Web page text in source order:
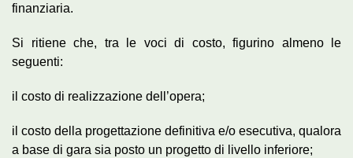
finanziaria.
Si ritiene che, tra le voci di costo, figurino almeno le
seguenti:
il costo di realizzazione dell’opera;
il costo della progettazione definitiva e/o esecutiva, qualora
a base di gara sia posto un progetto di livello inferiore;